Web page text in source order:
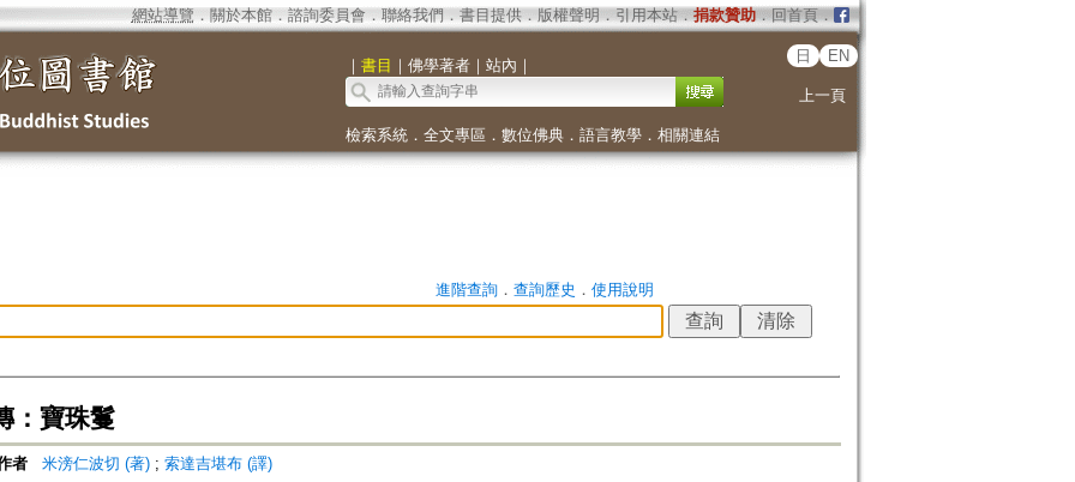
網站導覽 ． 關於本館． 諮詢委員會． 聯絡我們 ． 書目提供． 版權聲明 ． 引用本站． 捐款贊助．回首頁．
｜ 書目 ｜ 佛學著者｜ 站內 ｜
日 EN
上一頁
檢索系統． 全文專區 ． 數位佛典． 語言教學． 相關連結
進階查詢． 查詢歷史 ． 使用說明
：寶珠鬘
者 米滂仁波切 (著); 索達吉堪布 (譯)